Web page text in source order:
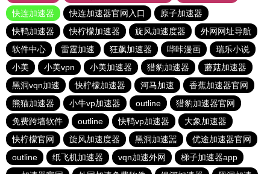
快连加速器
快连加速器官网入口
原子加速器
快鸭加速器
快柠檬加速器 旋风加速度器
外网网址导航
软件中心
雷霆加速 狂飙加速器 哔咔漫画
瑞乐小说
小美
小美vpn 小美加速器 猎豹加速器
蘑菇加速器
黑洞vqn加速
快柠檬加速器 河马加速
香蕉加速器官网
熊猫加速器
小牛vp加速器 outline
猎豹加速器官网
免费跨墙软件
outline 快鸭vp加速器
大象加速器
快柠檬官网
旋风加速度器 黑洞加速噐
优途加速器官网
outline
纸飞机加速器 vqn加速外网
梯子加速器app